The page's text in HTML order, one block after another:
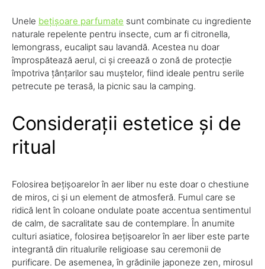
Unele bețișoare parfumate sunt combinate cu ingrediente
naturale repelente pentru insecte, cum ar fi citronella,
lemongrass, eucalipt sau lavandă. Acestea nu doar
împrospătează aerul, ci și creează o zonă de protecție
împotriva țânțarilor sau muștelor, fiind ideale pentru serile
petrecute pe terasă, la picnic sau la camping.
Considerații estetice și de
ritual
Folosirea bețișoarelor în aer liber nu este doar o chestiune
de miros, ci și un element de atmosferă. Fumul care se
ridică lent în coloane ondulate poate accentua sentimentul
de calm, de sacralitate sau de contemplare. În anumite
culturi asiatice, folosirea bețișoarelor în aer liber este parte
integrantă din ritualurile religioase sau ceremonii de
purificare. De asemenea, în grădinile japoneze zen, mirosul